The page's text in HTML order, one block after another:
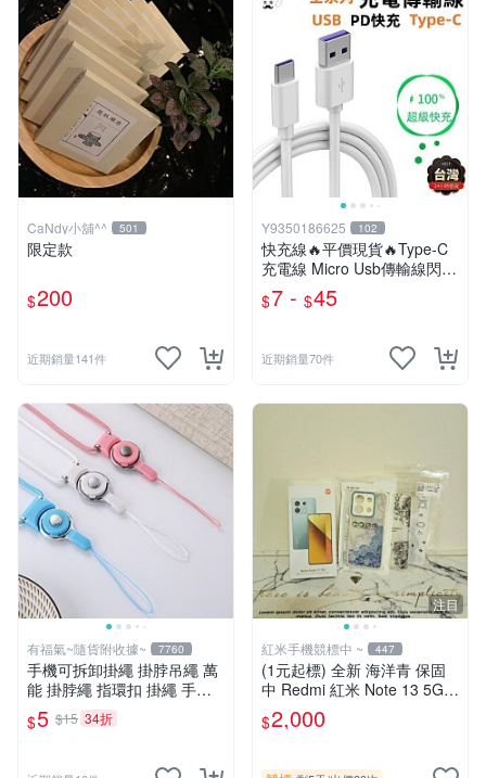
CaNdy小舖^^ 501
限定款
$200
近期銷量141件
Y9350186625 102
快充線🔥平價現貨🔥Type-C
充電線 Micro Usb傳輸線閃充
線1米2米適用三星OPPO小米
Realme華為SONY
$7 - $45
近期銷量70件
有福氣~隨貨附收據~ 7760
手機可拆卸掛繩 掛脖吊繩 萬
能 掛脖繩 指環扣 掛繩 手機
繩 手機掛繩【GF355】
$5 $15 34折
注目
紅米手機競標中 ~ 447
(1元起標) 全新 海洋青 保固
中 Redmi 紅米 Note 13 5G
(8G/256G) 6.67吋智慧型手
機
$2,000